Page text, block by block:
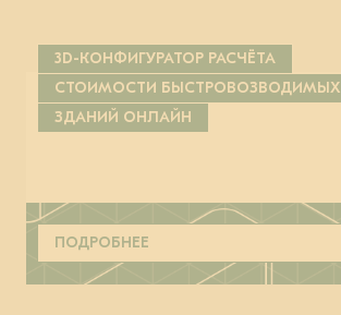
3D-КОНФИГУРАТОР РАСЧЁТА
СТОИМОСТИ БЫСТРОВОЗВОДИМЫХ
ЗДАНИЙ ОНЛАЙН
ПОДРОБНЕЕ